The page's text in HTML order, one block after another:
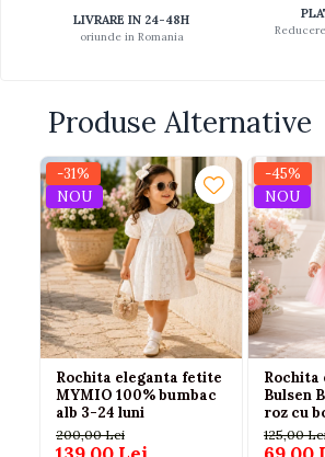
LIVRARE IN 24-48H
oriunde in Romania
Produse Alternative
-31%
NOU
Rochita eleganta fetite
MYMIO 100% bumbac
alb 3-24 luni
200,00 Lei
-45%
NOU
Rochita
Bulsen
roz cu
125,00